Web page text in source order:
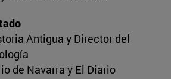
Antigua y Director del
de Navarra y El Diario